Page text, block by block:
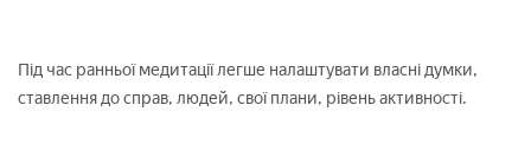
Під час ранньої медитації легше налаштувати власні думки,
ставлення до справ, людей, свої плани, рівень активності.